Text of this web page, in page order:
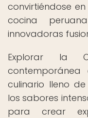
convirtiéndose
cocina
innovadoras
Explorar la
culinario lleno
los sabores
para crear